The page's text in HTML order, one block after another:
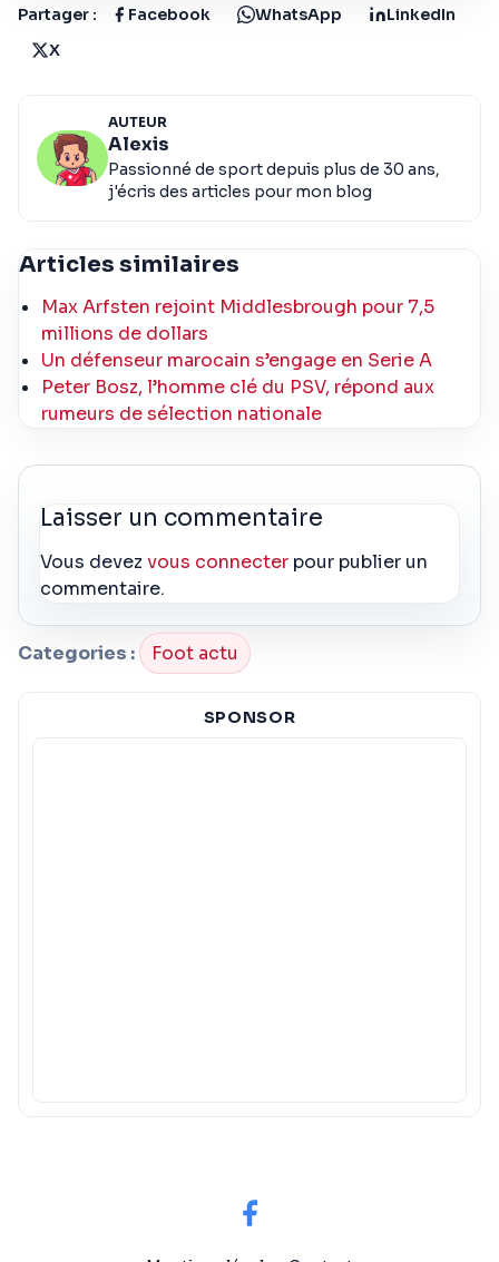
Partager : Facebook WhatsApp
LinkedIn
X
AUTEUR
Alexis
Passionné de sport depuis plus de 30 ans,
j'écris des articles pour mon blog
Articles similaires
Max Arfsten rejoint Middlesbrough pour 7,5
millions de dollars
Un défenseur marocain s’engage en Serie A
Peter Bosz, l’homme clé du PSV, répond aux
rumeurs de sélection nationale
Laisser un commentaire
Vous devezvous connecter pour publier un
commentaire.
Categories : Foot actu
SPONSOR